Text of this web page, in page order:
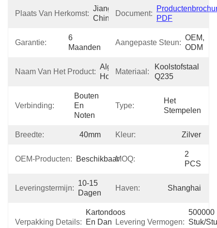
Plaats Van Herkomst:
Jiangsu,
China
Document:
PDF
Garantie:
6
Maanden
Aangepaste Steun:
OEM,
ODM
Naam Van Het Product:
Algemene
Hoekmontage
Materiaal:
Koolstofstaal
Q235
Verbinding:
Bouten
En
Noten
Type:
Het
Stempelen
Breedte: 40mm Kleur: Zilver
OEM-Producten: BeschikbaarMOQ:
2
PCS
Leveringstermijn:
10-15
Dagen
Haven: Shanghai
Verpakking Details:
Kartondoos
En Dan
Levering Vermogen:
500000
Stuk/